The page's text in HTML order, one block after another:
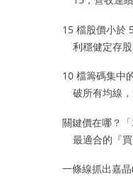
15 檔股價小於
利穩健定存股
10 檔籌碼集中
破所有均線
關鍵價在哪？
最適合的『買
一條線抓出嘉